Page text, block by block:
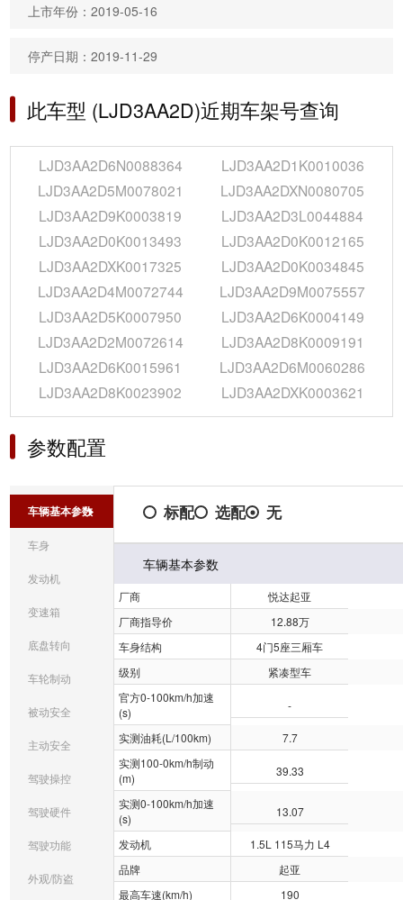
上市年份：2019-05-16
停产日期：2019-11-29
此车型 (LJD3AA2D)近期车架号查询
LJD3AA2D6N0088364
LJD3AA2D1K0010036
LJD3AA2D5M0078021
LJD3AA2DXN0080705
LJD3AA2D9K0003819
LJD3AA2D3L0044884
LJD3AA2D0K0013493
LJD3AA2D0K0012165
LJD3AA2DXK0017325
LJD3AA2D0K0034845
LJD3AA2D4M0072744
LJD3AA2D9M0075557
LJD3AA2D5K0007950
LJD3AA2D6K0004149
LJD3AA2D2M0072614
LJD3AA2D8K0009191
LJD3AA2D6K0015961
LJD3AA2D6M0060286
LJD3AA2D8K0023902
LJD3AA2DXK0003621
参数配置
车辆基本参数
车身
发动机
变速箱
底盘转向
车轮制动
被动安全
主动安全
驾驶操控
驾驶硬件
驾驶功能
外观/防盗
标配 选配 无
车辆基本参数
厂商
悦达起亚
厂商指导价
12.88万
车身结构
4门5座三厢车
级别
紧凑型车
官方0-100km/h加速
(s)
-
实测油耗(L/100km)
7.7
实测100-0km/h制动
(m)
39.33
实测0-100km/h加速
(s)
13.07
发动机
1.5L 115马力 L4
品牌
起亚
最高车速(km/h)
190